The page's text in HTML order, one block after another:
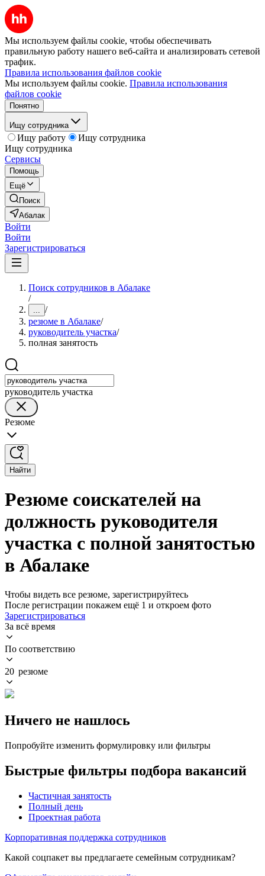
Мы используем файлы cookie, чтобы обеспечивать
правильную работу нашего веб-сайта и анализировать сетевой
трафик.
Правила использования файлов cookie
Мы используем файлы cookie. Правила использования
файлов cookie
Понятно
Ищу сотрудника
Ищу работу
Ищу сотрудника
Ищу сотрудника
Сервисы
Помощь
Ещё
Поиск
Абалак
Войти
Войти
Зарегистрироваться
Поиск сотрудников в Абалаке
/
... /
резюме в Абалаке/
руководитель участка/
полная занятость
руководитель участка
Резюме
Найти
Резюме соискателей на
должность руководителя
участка с полной занятостью
в Абалаке
Чтобы видеть все резюме, зарегистрируйтесь
После регистрации покажем ещё 1 и откроем фото
Зарегистрироваться
За всё время
По соответствию
20 резюме
Ничего не нашлось
Попробуйте изменить формулировку или фильтры
Быстрые фильтры подбора вакансий
Частичная занятость
Полный день
Проектная работа
Корпоративная поддержка сотрудников
Какой соцпакет вы предлагаете семейным сотрудникам?